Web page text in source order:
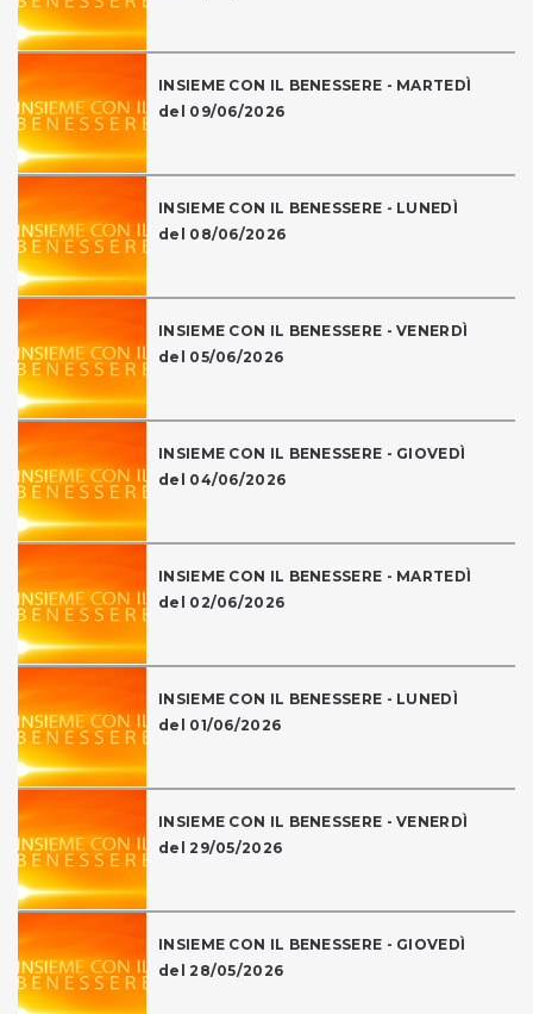
INSIEME CON IL BENESSERE - MARTEDÌ
del 09/06/2026
INSIEME CON IL BENESSERE - LUNEDÌ
del 08/06/2026
INSIEME CON IL BENESSERE - VENERDÌ
del 05/06/2026
INSIEME CON IL BENESSERE - GIOVEDÌ
del 04/06/2026
INSIEME CON IL BENESSERE - MARTEDÌ
del 02/06/2026
INSIEME CON IL BENESSERE - LUNEDÌ
del 01/06/2026
INSIEME CON IL BENESSERE - VENERDÌ
del 29/05/2026
INSIEME CON IL BENESSERE - GIOVEDÌ
del 28/05/2026